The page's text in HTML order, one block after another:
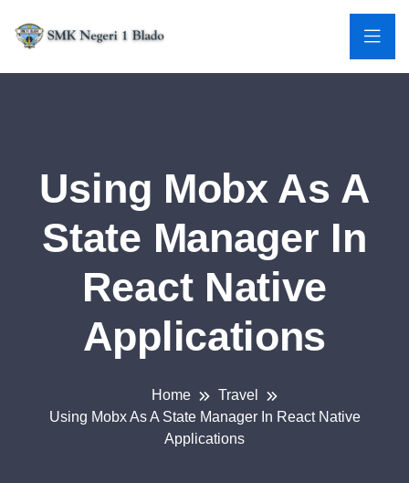
Using Mobx As A
State Manager In
React Native
Applications
Home
Travel
Using Mobx As A State Manager In React Native
Applications